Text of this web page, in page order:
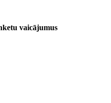
vaicājumus